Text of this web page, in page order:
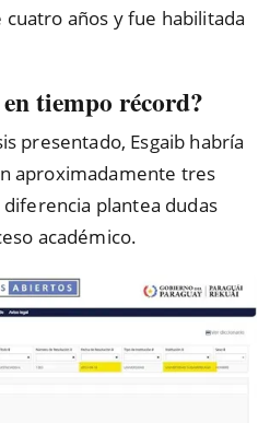
años y fue habilitada
tiempo récord?
presentado, Esgaib habría
aproximadamente tres
plantea dudas
académico.